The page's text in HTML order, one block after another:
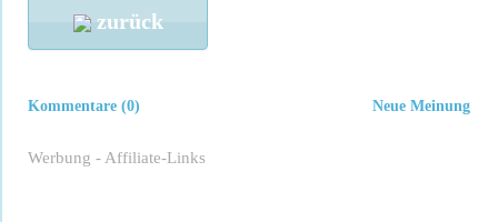
zurück
Neue Meinung
Kommentare (0)
Werbung - Affiliate-Links